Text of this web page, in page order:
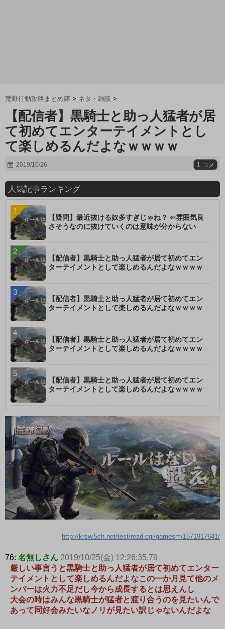
荒野行動攻略まとめ隊 > ネタ・雑談 >
【配信者】黒騎士と助っ人猛者が居
て初めてエンターテイメントとし
て楽しめるんだよなｗｗｗｗ
2019/10/26 1 コメ
人気記事ランキング
【疑問】最近抜ける奴多すぎじゃね？ ⇐雰囲気良
さそうなのに抜けていくのは意味が分からない
【配信者】黒騎士と助っ人猛者が居て初めてエン
ターテイメントとして楽しめるんだよなｗｗｗｗ
【配信者】黒騎士と助っ人猛者が居て初めてエン
ターテイメントとして楽しめるんだよなｗｗｗｗ
【配信者】黒騎士と助っ人猛者が居て初めてエン
ターテイメントとして楽しめるんだよなｗｗｗｗ
【配信者】黒騎士と助っ人猛者が居て初めてエン
ターテイメントとして楽しめるんだよなｗｗｗｗ
http://krsw.5ch.net/test/read.cgi/gamesm/1571917641/
76: 名無しさん 2019/10/25(金) 12:26:35.79
厳しい事言うと黒騎士と助っ人猛者が居て初めてエンター
テイメントとして楽しめるんだよなこの一か月見て他のメ
ンバーは火力不足だし今から成長するとは思えんし
大会の時はみんな黒騎士が猛者と渡り合うのを見たいんで
あって同好会みたいなノリが見たい訳じゃないんだよな